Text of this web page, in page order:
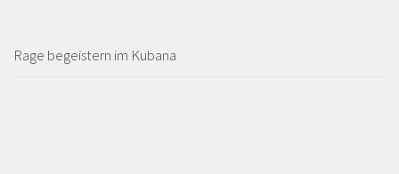
Rage begeistern im Kubana